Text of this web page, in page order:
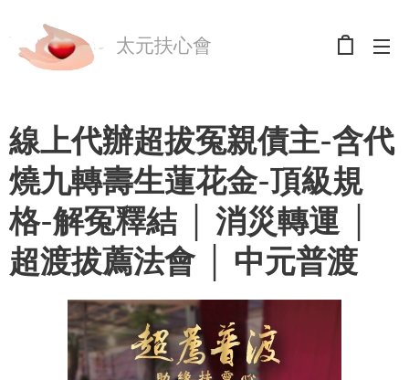
太元扶心會
線上代辦超拔冤親債主-含代
燒九轉壽生蓮花金-頂級規
格-解冤釋結 │ 消災轉運 │
超渡拔薦法會 │ 中元普渡